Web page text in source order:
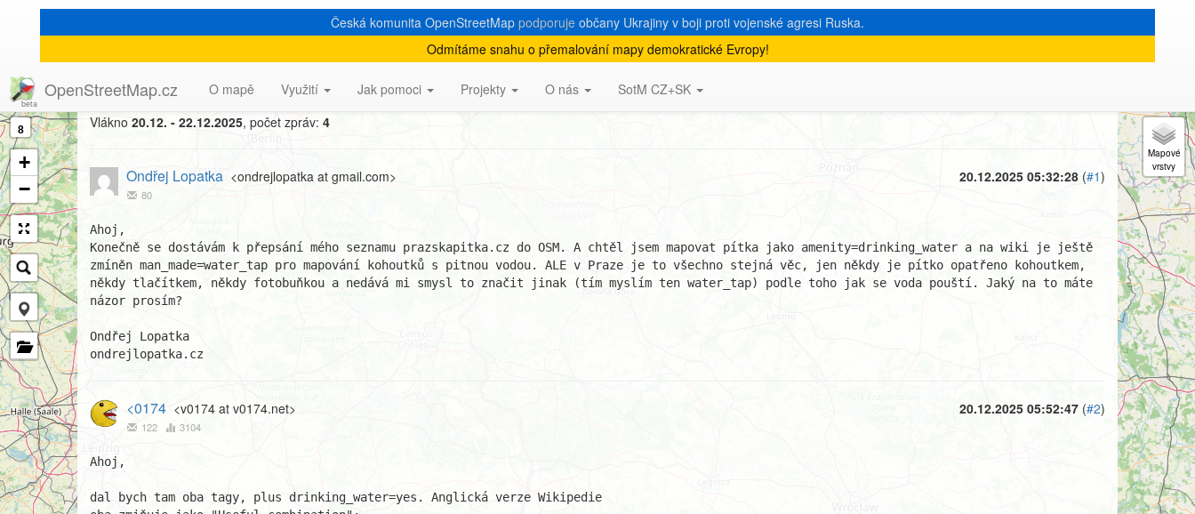
Česká komunita OpenStreetMap podporuje občany Ukrajiny v boji proti vojenské agresi Ruska.
Odmítáme snahu o přemalování mapy demokratické Evropy!
OpenStreetMap.cz O mapě Využití Jak pomoci Projekty O nás SotM CZ+SK
8
+
−
[Talk-cz] Mapování pítek v Praze
Vlákno 20.12. - 22.12.2025, počet zpráv: 4
20.12.2025 05:32:28 (#1)
Ondřej Lopatka <ondrejlopatka at gmail.com>
80
Ahoj,
Konečně se dostávám k přepsání mého seznamu prazskapitka.cz do OSM. A chtěl jsem mapovat pítka jako amenity=drinking_water a na wiki je ještě
zmíněn man_made=water_tap pro mapování kohoutků s pitnou vodou. ALE v Praze je to všechno stejná věc, jen někdy je pítko opatřeno kohoutkem,
někdy tlačítkem, někdy fotobuňkou a nedává mi smysl to značit jinak (tím myslím ten water_tap) podle toho jak se voda pouští. Jaký na to máte
názor prosím?
Ondřej Lopatka
ondrejlopatka.cz
20.12.2025 05:52:47 (#2)
<0174 <v0174 at v0174.net>
122 3104
Ahoj,
dal bych tam oba tagy, plus drinking_water=yes. Anglická verze Wikipedie